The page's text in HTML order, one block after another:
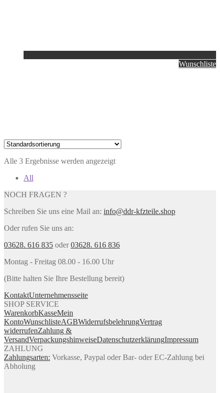
Wunschliste
Alle 3 Ergebnisse werden angezeigt
All
NOCH FRAGEN ?
Schreiben Sie uns eine Mail an: info@ddr-kfzteile.shop
Oder rufen Sie uns an:
03628. 616 835 oder03628. 616 836
Montag - Freitag 08.00 - 16.00 Uhr
(Bitte halten Sie Ihre Bestellung bereit)
KontaktUnternehmensseite
SHOP SERVICE
WarenkorbKasseMein
KontoWunschlisteAGBWiderrufsbelehrungVertrag
widerrufenZahlung &
VersandVerpackungshinweiseDatenschutzerklärungImpressum
ZAHLUNG
Zahlungsarten: Vorkasse, Paypal oder Bar- oder EC-Zahlung bei
Abholung